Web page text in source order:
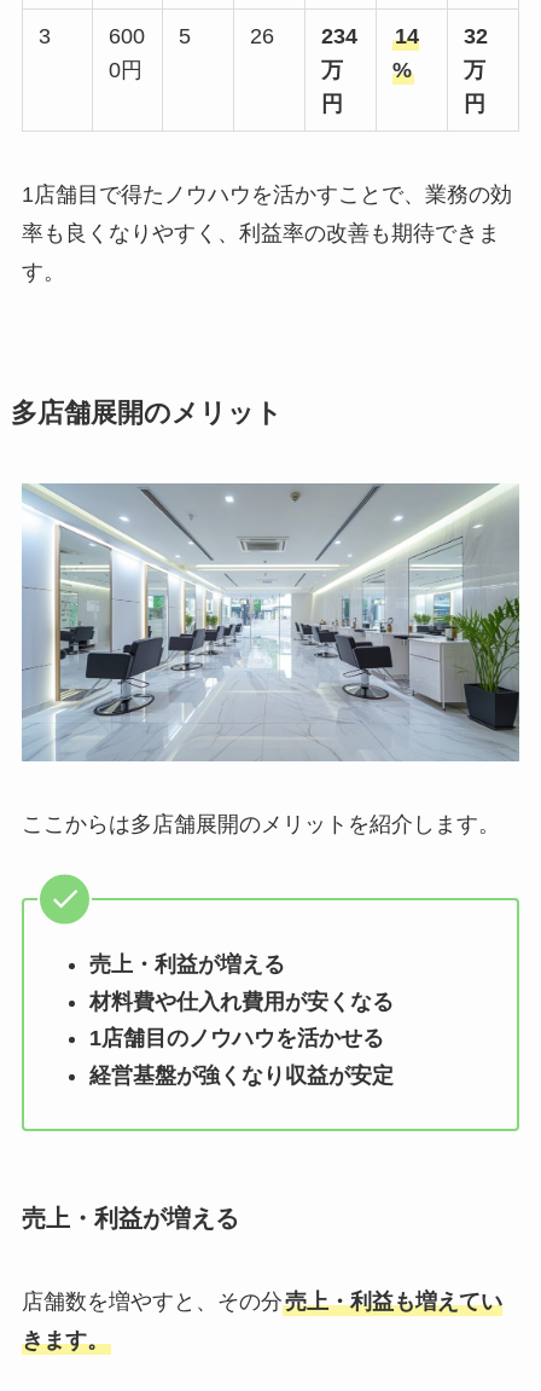
3
600
0円
5 26
234
万
円
14
%
32
万
円
1店舗目で得たノウハウを活かすことで、業務の効
率も良くなりやすく、利益率の改善も期待できま
す。
多店舗展開のメリット
ここからは多店舗展開のメリットを紹介します。
売上・利益が増える
材料費や仕入れ費用が安くなる
1店舗目のノウハウを活かせる
経営基盤が強くなり収益が安定
売上・利益が増える
店舗数を増やすと、その分売上・利益も増えてい
きます。